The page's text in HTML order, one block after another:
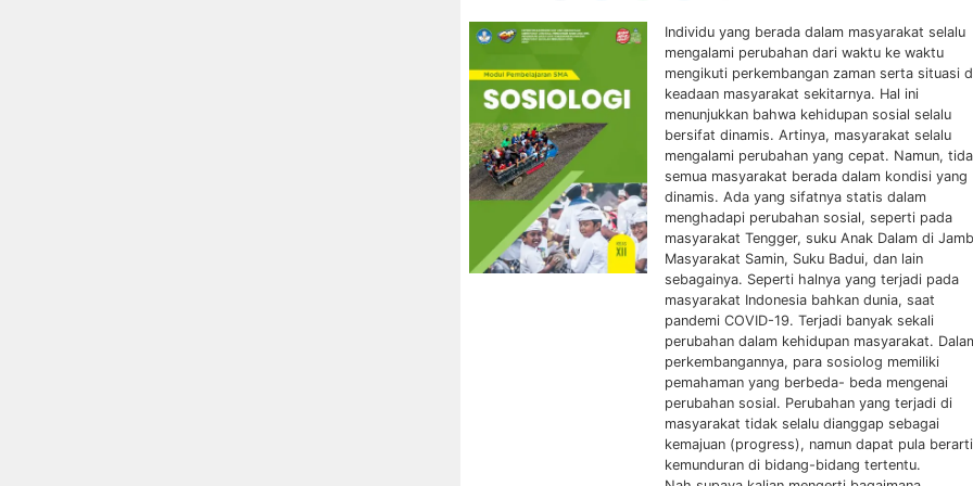
Individu yang berada dalam masyarakat selalu
mengalami perubahan dari waktu ke waktu
mengikuti perkembangan zaman serta situasi
keadaan masyarakat sekitarnya. Hal ini
menunjukkan bahwa kehidupan sosial selalu
bersifat dinamis. Artinya, masyarakat selalu
mengalami perubahan yang cepat. Namun,
semua masyarakat berada dalam kondisi yang
dinamis. Ada yang sifatnya statis dalam
menghadapi perubahan sosial, seperti pada
masyarakat Tengger, suku Anak Dalam di
Masyarakat Samin, Suku Badui, dan lain
sebagainya. Seperti halnya yang terjadi pada
masyarakat Indonesia bahkan dunia, saat
pandemi COVID-19. Terjadi banyak sekali
perubahan dalam kehidupan masyarakat.
perkembangannya, para sosiolog memiliki
pemahaman yang berbeda- beda mengenai
perubahan sosial. Perubahan yang terjadi di
masyarakat tidak selalu dianggap sebagai
kemajuan (progress), namun dapat pula berarti
kemunduran di bidang-bidang tertentu.